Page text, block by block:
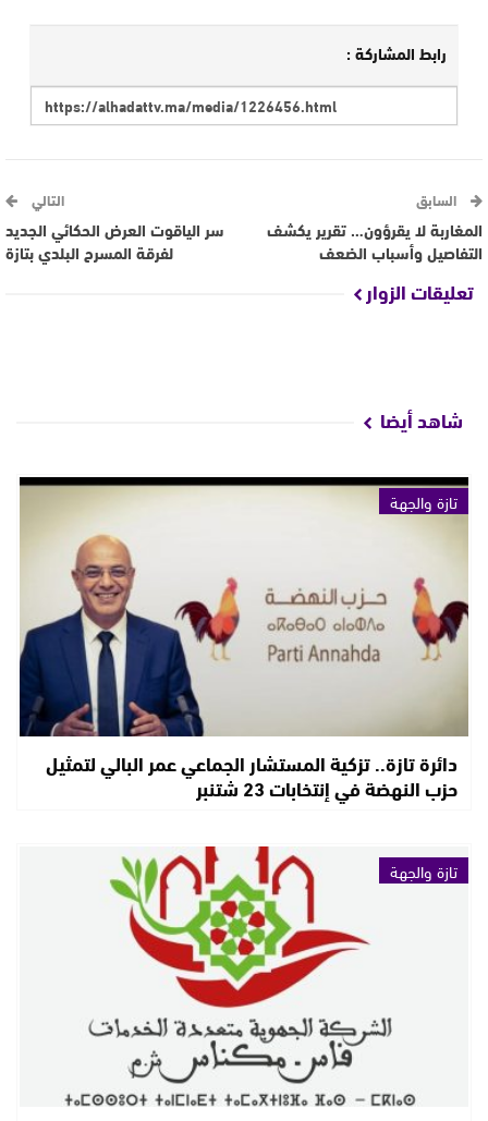
رابط المشاركة :
السابق
المغاربة لا يقرؤون… تقرير يكشف
التفاصيل وأسباب الضعف
التالي
سر الياقوت العرض الحكائي الجديد
لفرقة المسرح البلدي بتازة
تعليقات الزوار
شاهد أيضا
تازة والجهة
دائرة تازة.. تزكية المستشار الجماعي عمر البالي لتمثيل
حزب النهضة في إنتخابات 23 شتنبر
تازة والجهة